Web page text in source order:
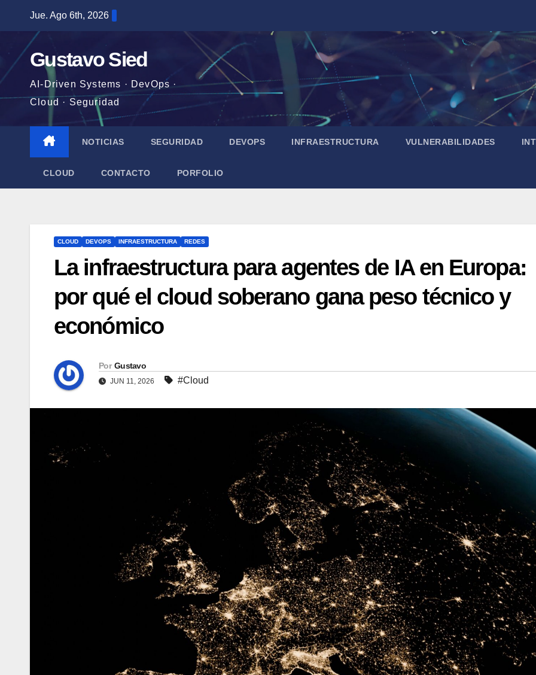
contenido
Jue. Ago 6th, 2026
Gustavo Sied
AI-Driven Systems · DevOps ·
Cloud · Seguridad
NOTICIAS SEGURIDAD DEVOPS INFRAESTRUCTURA VULNERABILIDADES
CLOUD CONTACTO PORFOLIO
CLOUD DEVOPS INFRAESTRUCTURA REDES
La infraestructura para agentes de IA en Europa:
por qué el cloud soberano gana peso técnico y
económico
Por Gustavo
JUN 11, 2026 #Cloud